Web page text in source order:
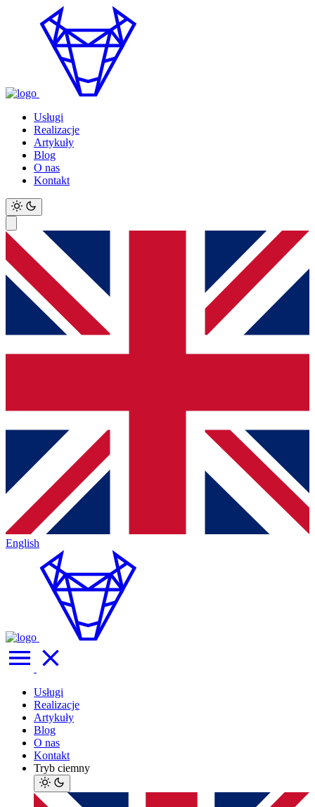
Usługi
Realizacje
Artykuły
Blog
O nas
Kontakt
English
Usługi
Realizacje
Artykuły
Blog
O nas
Kontakt
Tryb ciemny